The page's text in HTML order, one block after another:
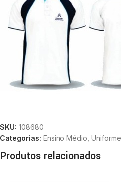
SKU: 108680
Categorias: Ensino Médio Uniforme
Produtos relacionados